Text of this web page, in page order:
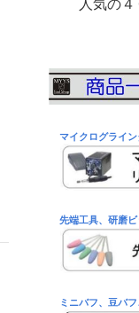
人気の４０
マイクログライ
先端工具、研磨ビ
ミニバフ、豆バ